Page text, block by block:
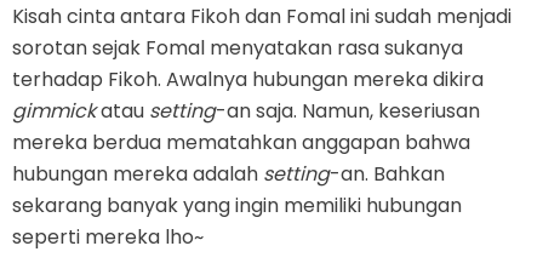
Kisah cinta antara Fikoh dan Fomal ini sudah menjadi
sorotan sejak Fomal menyatakan rasa sukanya
terhadap Fikoh. Awalnya hubungan mereka dikira
gimmickatau setting-an saja. Namun, keseriusan
mereka berdua mematahkan anggapan bahwa
hubungan mereka adalah setting-an. Bahkan
sekarang banyak yang ingin memiliki hubungan
seperti mereka lho~